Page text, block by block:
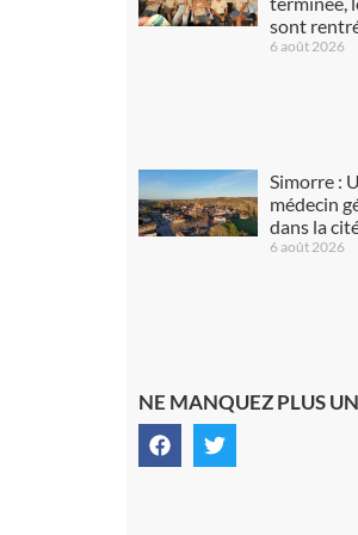
sont
6 août 2026
Simorre :
médecin
dans la
6 août 2026
NE MANQUEZ PLUS